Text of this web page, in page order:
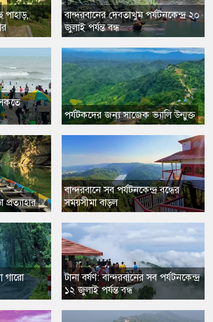
পাহাড়,
প্রত্যাহার
গারো
​বান্দরবানের দেবতাখুম পর্যটনকেন্দ্র ২০
জুলাই পর্যন্ত বন্ধ
​পর্যটকদের জন্য সাজেক ভ্যালি উন্মুক্ত
​বান্দরবানে সব পর্যটনকেন্দ্র বন্ধের
সময়সীমা বাড়ল
​টানা বর্ষণ: বান্দরবানের সব পর্যটনকেন্দ্র
১২ জুলাই পর্যন্ত বন্ধ